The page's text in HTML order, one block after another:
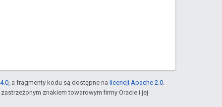
, a fragmenty kodu są dostępne na licencji Apache 2.0
znakiem towarowym firmy Oracle i jej